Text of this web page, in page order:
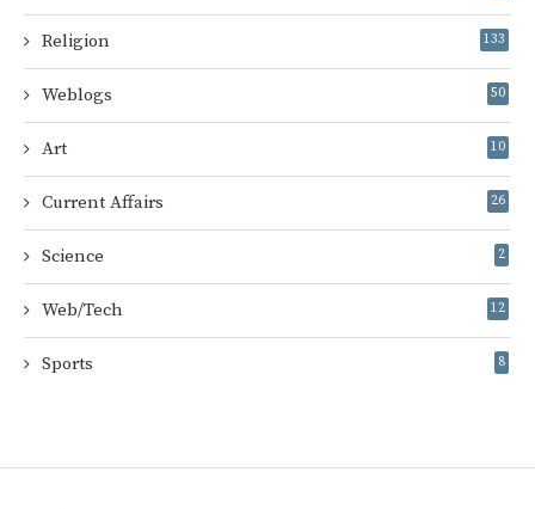
Religion 133
Weblogs 50
Art 10
Current Affairs 26
Science 2
Web/Tech 12
Sports 8